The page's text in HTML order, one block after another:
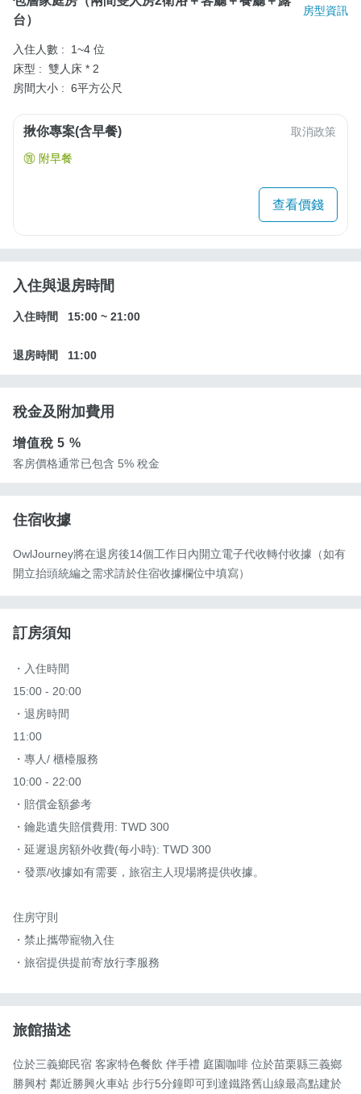
台）
房型資訊
入住人數 :
1~4 位
床型 : 雙人床 * 2
房間大小 : 6平方公尺
揪你專案(含早餐) 取消政策
附早餐
查看價錢
入住與退房時間
入住時間 15:00 ~ 21:00
退房時間 11:00
稅金及附加費用
增值稅5 %
客房價格通常已包含 5% 稅金
住宿收據
OwlJourney將在退房後14個工作日內開立電子代收轉付收據（如有
開立抬頭統編之需求請於住宿收據欄位中填寫）
訂房須知
・入住時間
15:00 - 20:00
・退房時間
11:00
・專人/ 櫃檯服務
10:00 - 22:00
・賠償金額參考
・鑰匙遺失賠償費用: TWD 300
・延遲退房額外收費(每小時): TWD 300
・發票/收據如有需要，旅宿主人現場將提供收據。
住房守則
・禁止攜帶寵物入住
・旅宿提供提前寄放行李服務
旅館描述
位於三義鄉民宿 客家特色餐飲 伴手禮 庭園咖啡 位於苗栗縣三義鄉
勝興村 鄰近勝興火車站 步行5分鐘即可到達鐵路舊山線最高點建於